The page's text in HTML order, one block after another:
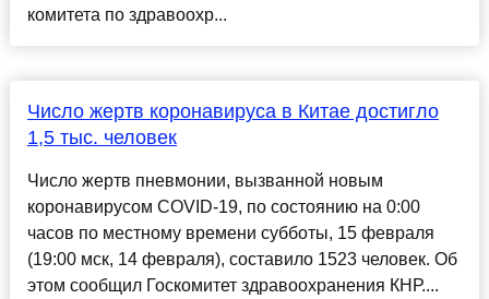
комитета по здравоохр...
Число жертв коронавируса в Китае достигло
1,5 тыс. человек
Число жертв пневмонии, вызванной новым
коронавирусом COVID-19, по состоянию на 0:00
часов по местному времени субботы, 15 февраля
(19:00 мск, 14 февраля), составило 1523 человек. Об
этом сообщил Госкомитет здравоохранения КНР....